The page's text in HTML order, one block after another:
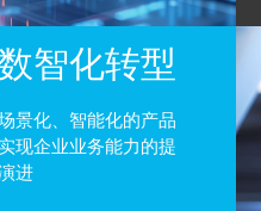
智化转型
景化、智能化的产品
现企业业务能力的提
进